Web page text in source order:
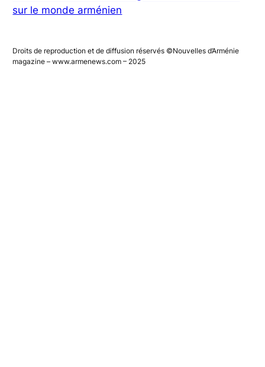
Nouvelles d'Arménie en Ligne – Toute l’actualité
Droits de reproduction et de diffusion réservés ©Nouvelles d’Arménie